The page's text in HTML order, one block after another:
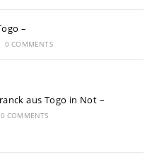
–
0 COMMENTS
aus Togo in Not –
0 COMMENTS